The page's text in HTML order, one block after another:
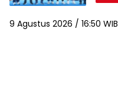
9 Agustus 2026 / 16:50 WIB